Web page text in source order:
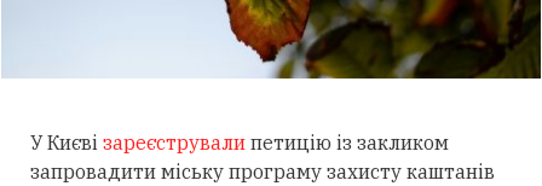
У Києві зареєстрували петицію із закликом
запровадити міську програму захисту каштанів